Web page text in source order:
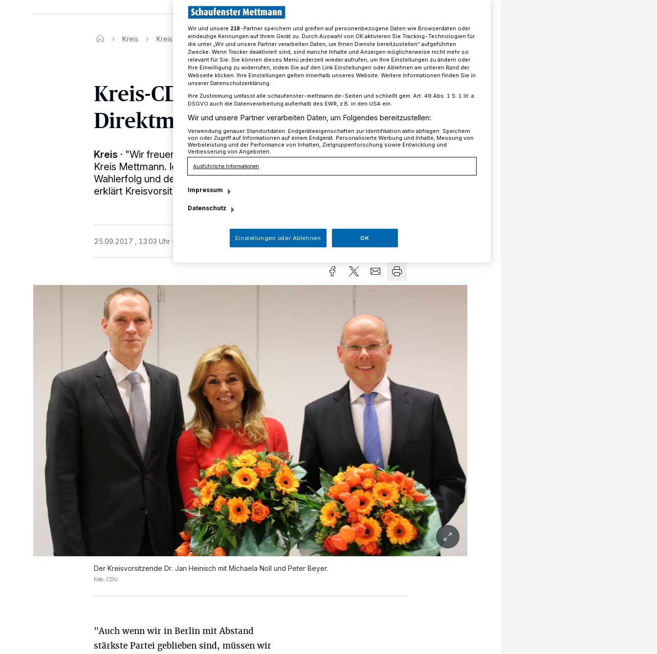
Kreis Kreis-CDU freut sich über zwei Direktmandate
Kreis-CDU freut sich über zwei
Direktmandate
Kreis · "Wir freuen uns über zwei gewonnene Direktwahlkreise im
Kreis Mettmann. Ich gratuliere Michaela Noll und Peter Beyer zu ihrem
Wahlerfolg und dem erneuten Einzug in den Deutschen Bundestag",
erklärt Kreisvorsitzender Dr. Jan Heinisch.
25.09.2017 , 13:03 Uhr 2 Minuten Lesezeit
Der Kreisvorsitzende Dr. Jan Heinisch mit Michaela Noll und Peter Beyer.
Foto: CDU
"Auch wenn wir in Berlin mit Abstand
stärkste Partei geblieben sind, müssen wir
Wir und unsere 218-Partner speichern und greifen auf personenbezogene Daten wie Browserdaten oder
eindeutige Kennungen auf Ihrem Gerät zu. Durch Auswahl von OK aktivieren Sie Tracking-Technologien für
die unter „Wir und unsere Partner verarbeiten Daten, um Ihnen Dienste bereitzustellen“ aufgeführten
Zwecke. Wenn Tracker deaktiviert sind, sind manche Inhalte und Anzeigen möglicherweise nicht mehr so
relevant für Sie. Sie können dieses Menü jederzeit wieder aufrufen, um Ihre Einstellungen zu ändern oder
Ihre Einwilligung zu widerrufen, indem Sie auf den Link Einstellungen oder Ablehnen am unteren Rand der
Webseite klicken. Ihre Einstellungen gelten innerhalb unseres Website. Weitere Informationen finden Sie in
unserer Datenschutzerklärung.
Ihre Zustimmung umfasst alle schaufenster-mettmann.de-Seiten und schließt gem. Art. 49 Abs. 1 S. 1 lit. a
DSGVO auch die Datenverarbeitung außerhalb des EWR, z.B. in den USA ein.
Wir und unsere Partner verarbeiten Daten, um Folgendes bereitzustellen:
Verwendung genauer Standortdaten. Endgeräteeigenschaften zur Identifikation aktiv abfragen. Speichern
von oder Zugriff auf Informationen auf einem Endgerät. Personalisierte Werbung und Inhalte, Messung von
Werbeleistung und der Performance von Inhalten, Zielgruppenforschung sowie Entwicklung und
Verbesserung von Angeboten.
Ausführliche Informationen
Impressum
Datenschutz
Einstellungen oder Ablehnen OK